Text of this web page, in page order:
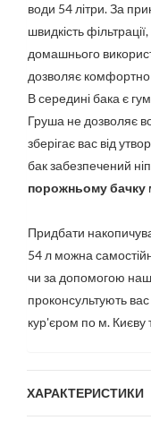
води 54 літри. За
швидкість
домашнього
дозволяє комфортно
В середині бака є
Груша не дозволяє
зберігає вас від
бак забезпечений
порожньому бачку
Придбати
54 л можна
чи за допомогою
проконсультують
кур'єром по м. Києву
ХАРАКТЕРИСТИКИ